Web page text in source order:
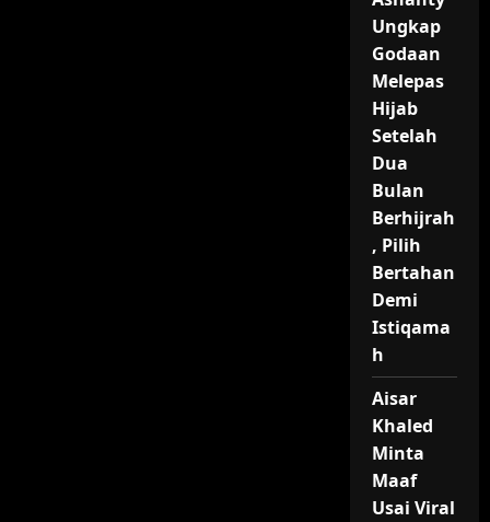
Ungkap
Godaan
Melepas
Hijab
Setelah
Dua
Bulan
Berhijrah
, Pilih
Bertahan
Demi
Istiqama
h
Aisar
Khaled
Minta
Maaf
Usai Viral